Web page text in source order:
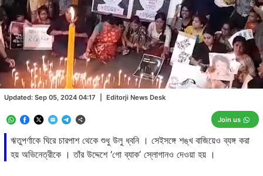
ঋতুপর্ণাকে ঘিরে চারপাশ থেকে শুধু উলু ধ্বনি । সেইসঙ্গে শঙ্খ বাজিয়েও ব্যঙ্গ করা
হয় অভিনেত্রীকে । তাঁর উদ্দেশে ‘গো ব্যাক’ স্লোগানও দেওয়া হয় ।
Updated: Sep 05, 2024 04:17 Editorji News Desk
Join us
Unmute
/
Loaded:
48.64%